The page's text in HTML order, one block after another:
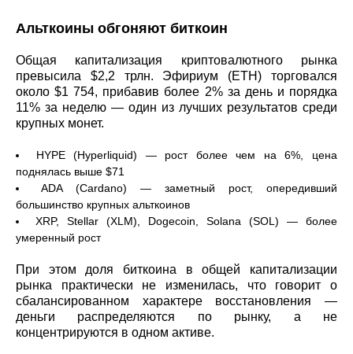
Альткоины обгоняют биткоин
Общая капитализация криптовалютного рынка
превысила $2,2 трлн. Эфириум (ETH) торговался
около $1 754, прибавив более 2% за день и порядка
11% за неделю — один из лучших результатов среди
крупных монет.
HYPE (Hyperliquid) — рост более чем на 6%, цена
поднялась выше $71
ADA (Cardano) — заметный рост, опередивший
большинство крупных альткоинов
XRP, Stellar (XLM), Dogecoin, Solana (SOL) — более
умеренный рост
При этом доля биткоина в общей капитализации
рынка практически не изменилась, что говорит о
сбалансированном характере восстановления —
деньги распределяются по рынку, а не
концентрируются в одном активе.